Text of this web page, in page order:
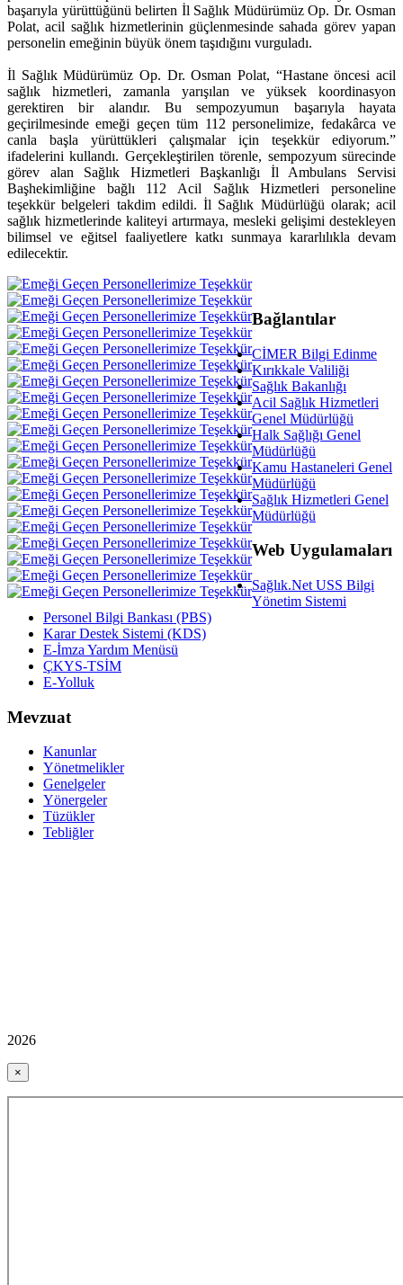
başarıyla yürüttüğünü belirten İl Sağlık Müdürümüz Op. Dr. Osman
Polat, acil sağlık hizmetlerinin güçlenmesinde sahada görev yapan
personelin emeğinin büyük önem taşıdığını vurguladı.
İl Sağlık Müdürümüz Op. Dr. Osman Polat, “Hastane öncesi acil
sağlık hizmetleri, zamanla yarışılan ve yüksek koordinasyon
gerektiren bir alandır. Bu sempozyumun başarıyla hayata
geçirilmesinde emeği geçen tüm 112 personelimize, fedakârca ve
canla başla yürüttükleri çalışmalar için teşekkür ediyorum.”
ifadelerini kullandı. Gerçekleştirilen törenle, sempozyum sürecinde
görev alan Sağlık Hizmetleri Başkanlığı İl Ambulans Servisi
Başhekimliğine bağlı 112 Acil Sağlık Hizmetleri personeline
teşekkür belgeleri takdim edildi. İl Sağlık Müdürlüğü olarak; acil
sağlık hizmetlerinde kaliteyi artırmaya, mesleki gelişimi destekleyen
bilimsel ve eğitsel faaliyetlere katkı sunmaya kararlılıkla devam
edilecektir.
Bağlantılar
CİMER Bilgi Edinme
Kırıkkale Valiliği
Sağlık Bakanlığı
Acil Sağlık Hizmetleri
Genel Müdürlüğü
Halk Sağlığı Genel
Müdürlüğü
Kamu Hastaneleri Genel
Müdürlüğü
Sağlık Hizmetleri Genel
Müdürlüğü
Web Uygulamaları
Sağlık.Net USS Bilgi
Yönetim Sistemi
Personel Bilgi Bankası (PBS)
Karar Destek Sistemi (KDS)
E-İmza Yardım Menüsü
ÇKYS-TSİM
E-Yolluk
Mevzuat
Kanunlar
Yönetmelikler
Genelgeler
Yönergeler
Tüzükler
Tebliğler
2026
×